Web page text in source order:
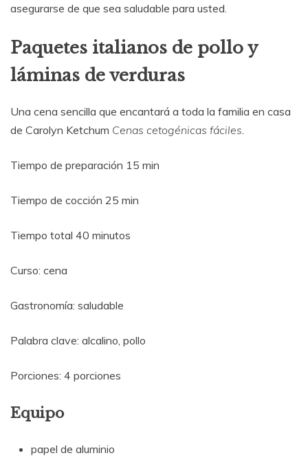
asegurarse de que sea saludable para usted.
Paquetes italianos de pollo y
láminas de verduras
Una cena sencilla que encantará a toda la familia en casa
de Carolyn Ketchum Cenas cetogénicas fáciles.
Tiempo de preparación 15 min
Tiempo de cocción 25 min
Tiempo total 40 minutos
Curso: cena
Gastronomía: saludable
Palabra clave: alcalino, pollo
Porciones: 4 porciones
Equipo
papel de aluminio